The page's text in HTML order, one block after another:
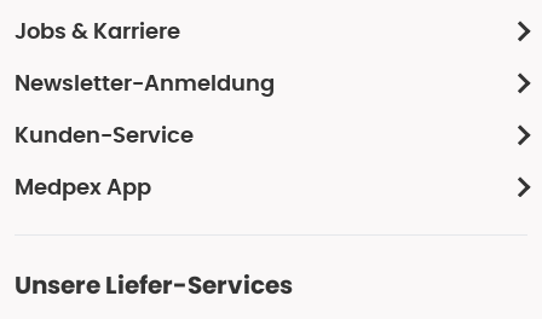
Jobs & Karriere
Newsletter-Anmeldung
Kunden-Service
Medpex App
Unsere Liefer-Services